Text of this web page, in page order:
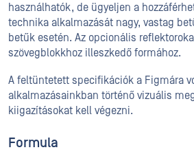
használhatók, de ügyeljen a
technika alkalmazását nagy, vastag
betűk esetén. Az opcionális
szövegblokkhoz illeszkedő formához.
A feltüntetett specifikációk a Figmára
alkalmazásainkban történő vizuális
kiigazításokat kell végezni.
Formula